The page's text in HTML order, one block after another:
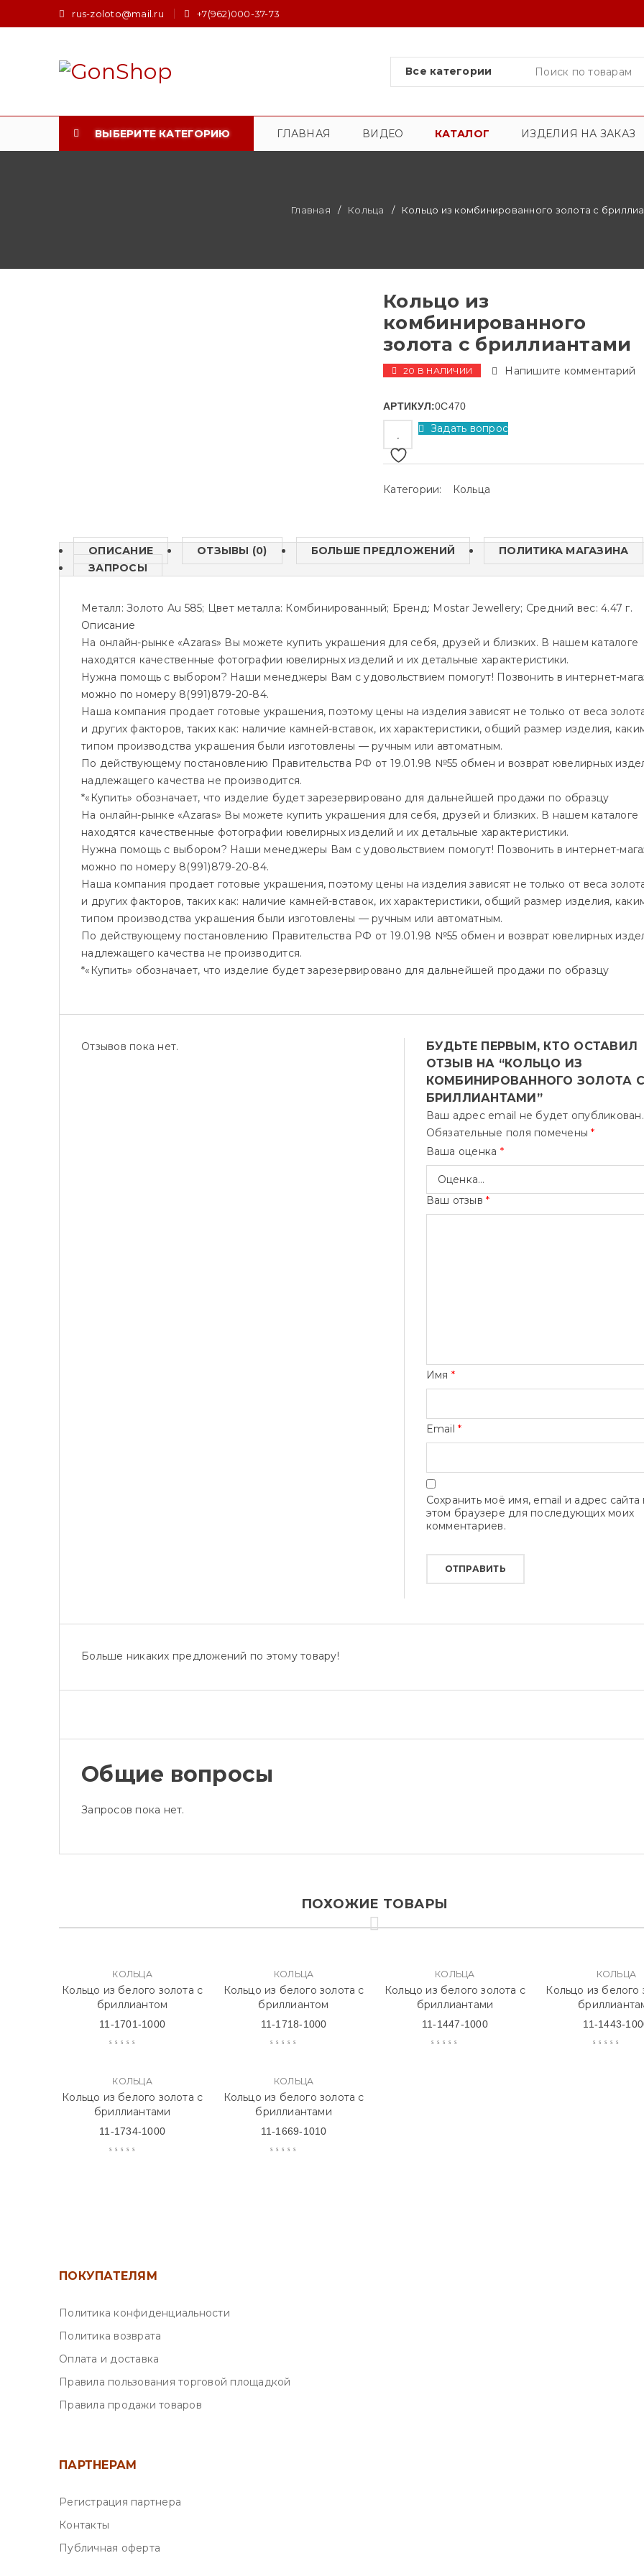
rus-zoloto@mail.ru +7(962)000-37-73
ВЫБЕРИТЕ КАТЕГОРИЮ ГЛАВНАЯ ВИДЕО КАТАЛОГ ИЗДЕЛИЯ НА ЗАКАЗ
Главная / Кольца / Кольцо из комбинированного золота с
Кольцо из
комбинированного
золота с бриллиантами
20 В НАЛИЧИИ Напишите комментарий
АРТИКУЛ:0C470
Задать вопрос
Категории: Кольца
ОПИСАНИЕ ОТЗЫВЫ (0) БОЛЬШЕ ПРЕДЛОЖЕНИЙ
ПОЛИТИКА МАГАЗИНА
ЗАПРОСЫ
Металл: Золото Au 585; Цвет металла: Комбинированный; Бренд: Mostar Jewellery; Средний вес: 4.47 г.
Описание
На онлайн-рынке «Azaras» Вы можете купить украшения для себя, друзей и близких. В нашем каталоге
находятся качественные фотографии ювелирных изделий и их детальные характеристики.
Нужна помощь с выбором? Наши менеджеры Вам с удовольствием помогут! Позвонить в интернет-
можно по номеру 8(991)879-20-84.
Наша компания продает готовые украшения, поэтому цены на изделия зависят не только от веса
и других факторов, таких как: наличие камней-вставок, их характеристики, общий размер изделия,
типом производства украшения были изготовлены — ручным или автоматным.
По действующему постановлению Правительства РФ от 19.01.98 №55 обмен и возврат ювелирных
надлежащего качества не производится.
*«Купить» обозначает, что изделие будет зарезервировано для дальнейшей продажи по образцу
На онлайн-рынке «Azaras» Вы можете купить украшения для себя, друзей и близких. В нашем каталоге
находятся качественные фотографии ювелирных изделий и их детальные характеристики.
Нужна помощь с выбором? Наши менеджеры Вам с удовольствием помогут! Позвонить в интернет-
можно по номеру 8(991)879-20-84.
Наша компания продает готовые украшения, поэтому цены на изделия зависят не только от веса
и других факторов, таких как: наличие камней-вставок, их характеристики, общий размер изделия,
типом производства украшения были изготовлены — ручным или автоматным.
По действующему постановлению Правительства РФ от 19.01.98 №55 обмен и возврат ювелирных
надлежащего качества не производится.
*«Купить» обозначает, что изделие будет зарезервировано для дальнейшей продажи по образцу
Отзывов пока нет.
БУДЬТЕ ПЕРВЫМ, КТО ОСТАВИЛ
ОТЗЫВ НА “КОЛЬЦО ИЗ
КОМБИНИРОВАННОГО ЗОЛОТА С
БРИЛЛИАНТАМИ”
Ваш адрес email не будет опубликован.
Обязательные поля помечены*
Ваша оценка *
Ваш отзыв*
Имя *
Email*
Сохранить моё имя, email и адрес сайта
этом браузере для последующих моих
комментариев.
Больше никаких предложений по этому товару!
Общие вопросы
Запросов пока нет.
ПОХОЖИЕ ТОВАРЫ
КОЛЬЦА
Кольцо из белого золота с
бриллиантом
11-1701-1000
КОЛЬЦА
Кольцо из белого золота с
бриллиантом
11-1718-1000
КОЛЬЦА
Кольцо из белого золота с
бриллиантами
11-1447-1000
КОЛЬЦА
Кольцо из белого
11-1443-
КОЛЬЦА
Кольцо из белого золота с
бриллиантами
11-1734-1000
КОЛЬЦА
Кольцо из белого золота с
бриллиантами
11-1669-1010
ПОКУПАТЕЛЯМ
Политика конфиденциальности
Политика возврата
Оплата и доставка
Правила пользования торговой площадкой
Правила продажи товаров
ПАРТНЕРАМ
Регистрация партнера
Контакты
Публичная оферта